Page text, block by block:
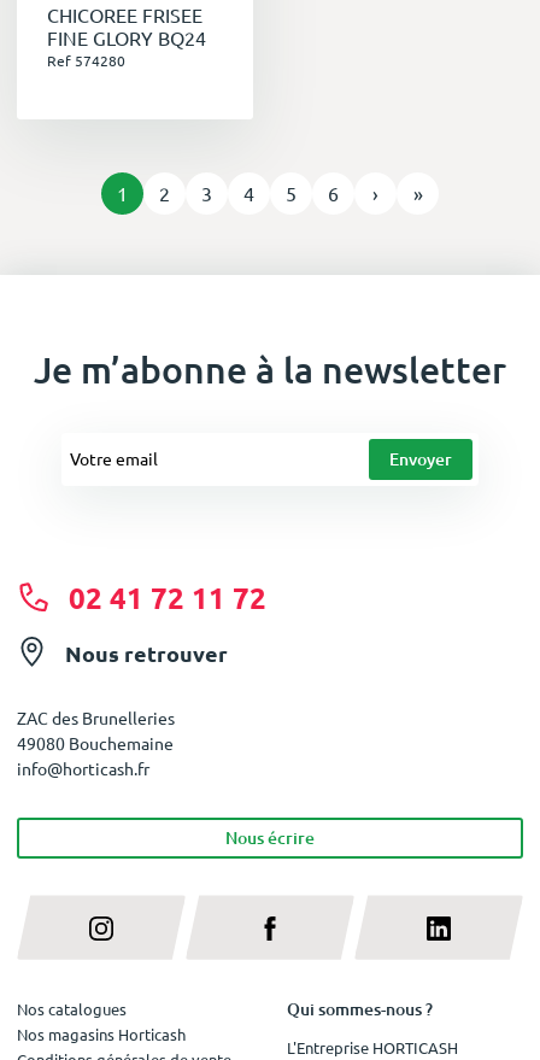
CHICOREE FRISEE
FINE GLORY BQ24
Ref 574280
1 2 3 4 5 6 › »
Je m’abonne à la newsletter
02 41 72 11 72
Nous retrouver
ZAC des Brunelleries
49080 Bouchemaine
info@horticash.fr
Nous écrire
Nos catalogues
Nos magasins Horticash
Qui sommes-nous ?
L'Entreprise HORTICASH